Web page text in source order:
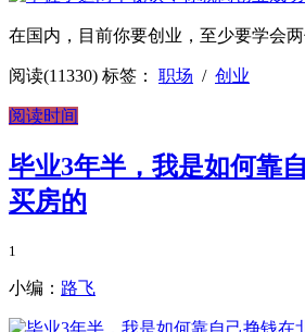
在国内，目前你要创业，至少要学会
阅读(11330) 标签： 职场 / 创业
阅读时间
毕业3年半，我是如何靠
买房的
1
小编： 路飞